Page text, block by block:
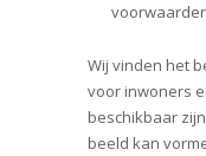
Wij vinden het
voor inwoners
beschikbaar
beeld kan